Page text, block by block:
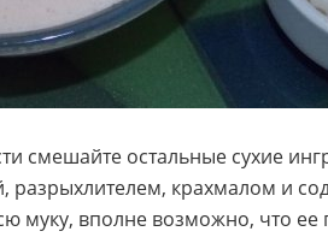
смешайте остальные сухие
разрыхлителем, крахмалом и
муку, вполне возможно, что